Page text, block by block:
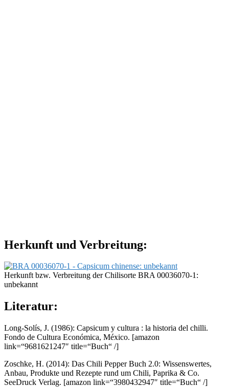
Herkunft und Verbreitung:
Herkunft bzw. Verbreitung der Chilisorte BRA 00036070-1:
unbekannt
Literatur:
Long-Solís, J. (1986): Capsicum y cultura : la historia del chilli.
Fondo de Cultura Económica, México. [amazon
link=“9681621247″ title=“Buch“ /]
Zoschke, H. (2014): Das Chili Pepper Buch 2.0: Wissenswertes,
Anbau, Produkte und Rezepte rund um Chili, Paprika & Co.
SeeDruck Verlag. [amazon link=“3980432947″ title=“Buch“ /]